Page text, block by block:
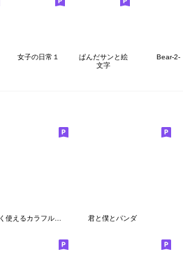
女子の日常１
ぱんだサンと絵
文字
Bear-2-
君と僕とパンダ